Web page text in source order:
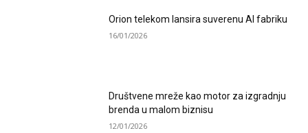
Orion telekom lansira suverenu AI fabriku
16/01/2026
Društvene mreže kao motor za izgradnju
brenda u malom biznisu
12/01/2026